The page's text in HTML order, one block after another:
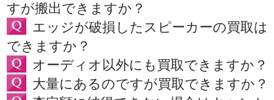
すが搬出できますか？
エッジが破損したスピーカーの買取は
できますか？
オーディオ以外にも買取できますか？
大量にあるのですが買取できますか？